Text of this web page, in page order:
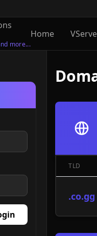
more...
Home
TLD
.co.gg